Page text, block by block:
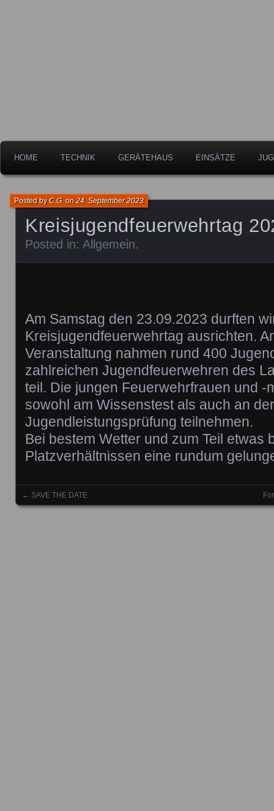
HOME TECHNIK GERÄTEHAUS EINSÄTZE
Kreisjugendfeuerwehrtag
Posted byC.G. on24. September 2023
Posted in: Allgemein.
Am Samstag den 23.09.2023 durften
Kreisjugendfeuerwehrtag ausrichten.
Veranstaltung nahmen rund 400
zahlreichen Jugendfeuerwehren des
teil. Die jungen Feuerwehrfrauen und -
sowohl am Wissenstest als auch an
Jugendleistungsprüfung teilnehmen.
Bei bestem Wetter und zum Teil etwas
Platzverhältnissen eine rundum
Posts navigation
← SAVE THE DATE